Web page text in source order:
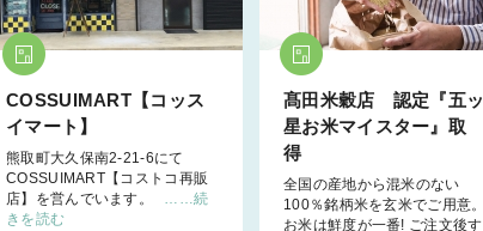
COSSUIMART【コッス
イマート】
熊取町大久保南2-21-6にて
COSSUIMART【コストコ再販
店】を営んでいます。
……続
きを読む
髙田米穀店 認定『五ッ
星お米マイスター』取
得
全国の産地から混米のない
100％銘柄米を玄米でご用意。
お米は鮮度が一番! ご注文後す